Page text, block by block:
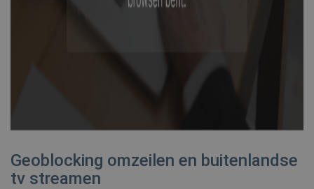
Geoblocking omzeilen en buitenlandse
tv streamen